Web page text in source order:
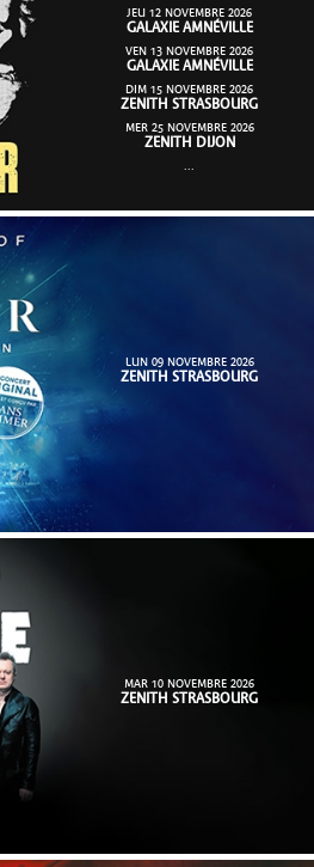
JEU 12 NOVEMBRE 2026
GALAXIE AMNÉVILLE
VEN 13 NOVEMBRE 2026
GALAXIE AMNÉVILLE
DIM 15 NOVEMBRE 2026
ZENITH STRASBOURG
MER 25 NOVEMBRE 2026
ZENITH DIJON
...
LUN 09 NOVEMBRE 2026
ZENITH STRASBOURG
MAR 10 NOVEMBRE 2026
ZENITH STRASBOURG